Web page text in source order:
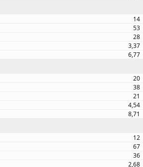
14
53
28
3,37
6,77
20
38
21
4,54
8,71
12
67
36
2,68